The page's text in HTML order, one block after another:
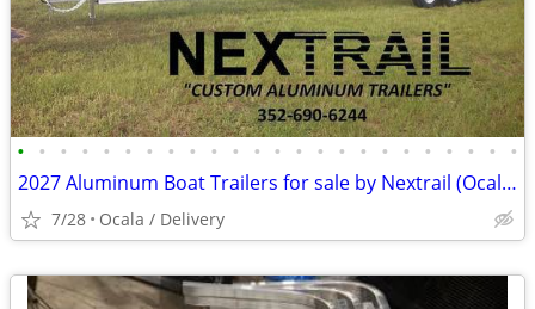
• • • • • • • • • • • • • • • • • • • • • • • •
2027 Aluminum Boat Trailers for sale by Nextrail (Ocala / Delivery)
7/28 Ocala / Delivery